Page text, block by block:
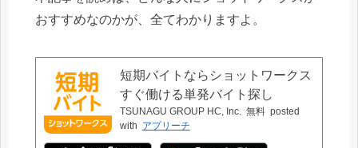
おすすめなのかが、全てわかりますよ。
短期バイトならショットワークス
すぐ働ける単発バイト探し
TSUNAGU GROUP HC, Inc. 無料 posted
with アプリーチ